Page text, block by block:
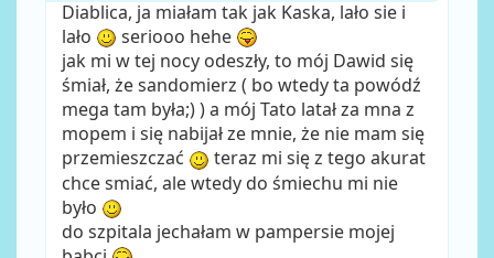
Diablica, ja miałam tak jak Kaska, lało sie i
lało
seriooo hehe
jak mi w tej nocy odeszły, to mój Dawid się
śmiał, że sandomierz ( bo wtedy ta powódź
mega tam była;) ) a mój Tato latał za mna z
mopem i się nabijał ze mnie, że nie mam się
przemieszczać
teraz mi się z tego akurat
chce smiać, ale wtedy do śmiechu mi nie
było
do szpitala jechałam w pampersie mojej